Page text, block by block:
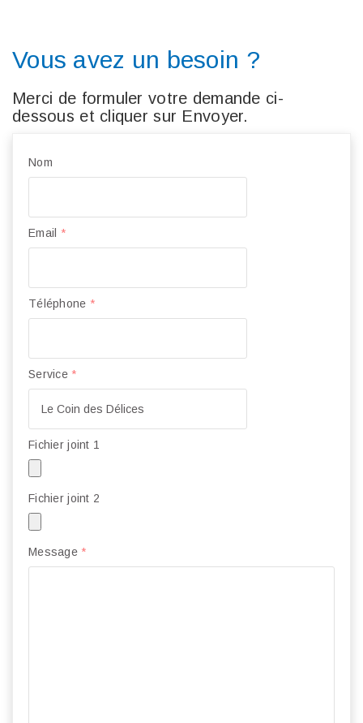
Vous avez un besoin ?
Merci de formuler votre demande ci-
dessous et cliquer sur Envoyer.
Nom
Email *
Téléphone *
Service *
Fichier joint 1
Fichier joint 2
Message *